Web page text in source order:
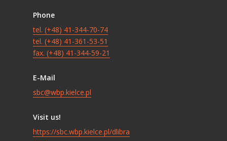
Phone
tel. (+48) 41-344-70-74
tel. (+48) 41-361-53-51
fax. (+48) 41-344-59-21
E-Mail
sbc@wbp.kielce.pl
Visit us!
https://sbc.wbp.kielce.pl/dlibra